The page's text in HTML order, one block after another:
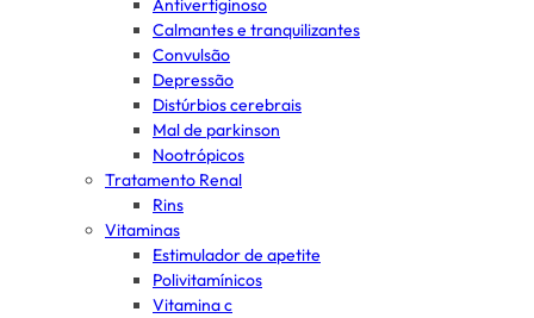
Antivertiginoso
Calmantes e tranquilizantes
Convulsão
Depressão
Distúrbios cerebrais
Mal de parkinson
Nootrópicos
Tratamento Renal
Rins
Vitaminas
Estimulador de apetite
Polivitamínicos
Vitamina c